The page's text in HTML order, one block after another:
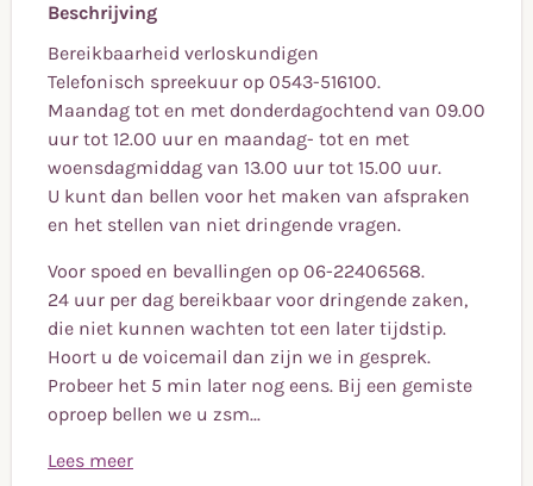
Beschrijving
Bereikbaarheid verloskundigen
Telefonisch spreekuur op 0543-516100.
Maandag tot en met donderdagochtend van 09.00
uur tot 12.00 uur en maandag- tot en met
woensdagmiddag van 13.00 uur tot 15.00 uur.
U kunt dan bellen voor het maken van afspraken
en het stellen van niet dringende vragen.
Voor spoed en bevallingen op 06-22406568.
24 uur per dag bereikbaar voor dringende zaken,
die niet kunnen wachten tot een later tijdstip.
Hoort u de voicemail dan zijn we in gesprek.
Probeer het 5 min later nog eens. Bij een gemiste
oproep bellen we u zsm...
Lees meer